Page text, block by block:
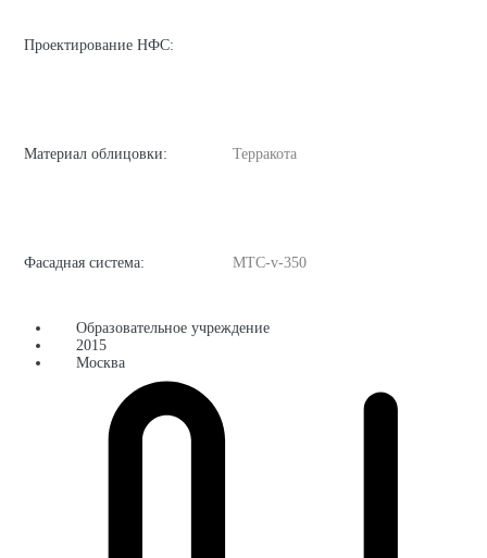
Проектирование НФС:
Материал облицовки: Терракота
Фасадная система: MTC-v-350
Образовательное учреждение
2015
Москва